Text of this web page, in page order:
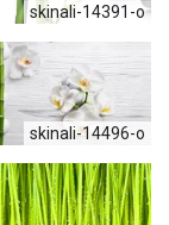
skinali-14391-o
skinali-14496-o